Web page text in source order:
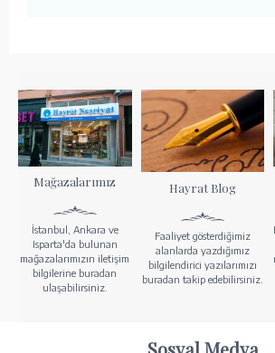
Mağazalarımız
İstanbul, Ankara ve
Isparta'da bulunan
mağazalarımızın iletişim
bilgilerine buradan
ulaşabilirsiniz.
Hayrat Blog
Faaliyet gösterdiğimiz
alanlarda yazdığımız
bilgilendirici yazılarımızı
buradan takip edebilirsiniz.